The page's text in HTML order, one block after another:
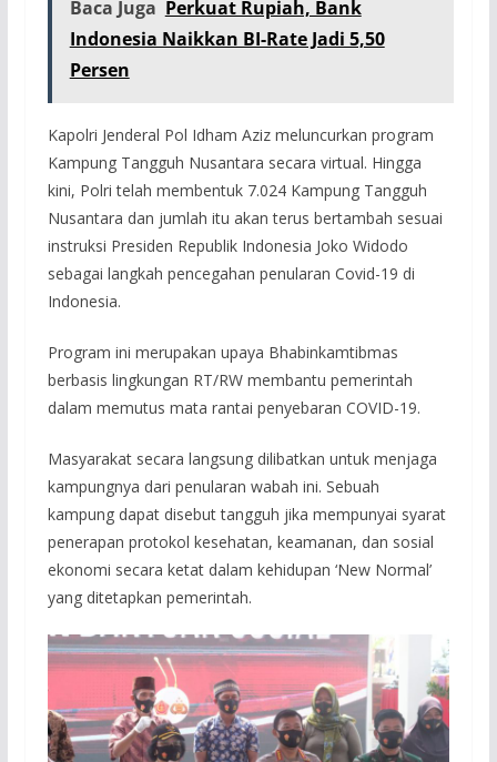
Baca Juga Perkuat Rupiah, Bank
Indonesia Naikkan BI-Rate Jadi 5,50
Persen
Kapolri Jenderal Pol Idham Aziz meluncurkan program
Kampung Tangguh Nusantara secara virtual. Hingga
kini, Polri telah membentuk 7.024 Kampung Tangguh
Nusantara dan jumlah itu akan terus bertambah sesuai
instruksi Presiden Republik Indonesia Joko Widodo
sebagai langkah pencegahan penularan Covid-19 di
Indonesia.
Program ini merupakan upaya Bhabinkamtibmas
berbasis lingkungan RT/RW membantu pemerintah
dalam memutus mata rantai penyebaran COVID-19.
Masyarakat secara langsung dilibatkan untuk menjaga
kampungnya dari penularan wabah ini. Sebuah
kampung dapat disebut tangguh jika mempunyai syarat
penerapan protokol kesehatan, keamanan, dan sosial
ekonomi secara ketat dalam kehidupan ‘New Normal’
yang ditetapkan pemerintah.